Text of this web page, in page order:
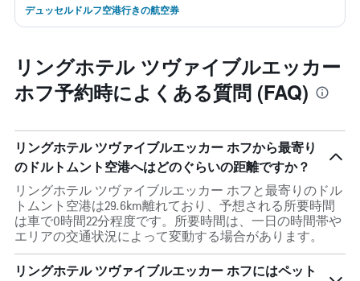
デュッセルドルフ空港行きの航空券
リングホテル ツヴァイブルエッカー
ホフ予約時によくある質問 (FAQ)
リングホテル ツヴァイブルエッカー ホフから最寄り
のドルトムント空港へはどのぐらいの距離ですか？
リングホテル ツヴァイブルエッカー ホフと最寄りのドル
トムント空港は29.6km離れており、予想される所要時間
は車で0時間22分程度です。所要時間は、一日の時間帯や
エリアの交通状況によって変動する場合があります。
リングホテル ツヴァイブルエッカー ホフにはペット